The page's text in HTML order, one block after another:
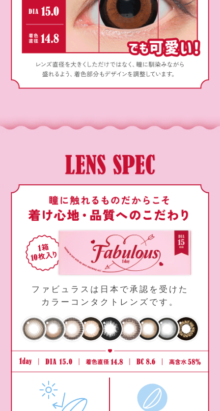
ファビュラスは日本で承認を受けた
カラーコンタクトレンズです。